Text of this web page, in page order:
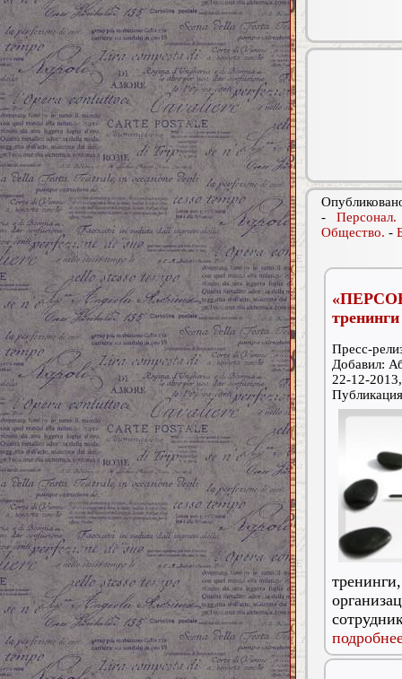
- Персонал.
Общество. -
тренинги
Пресс-
Добавил:
22-12-